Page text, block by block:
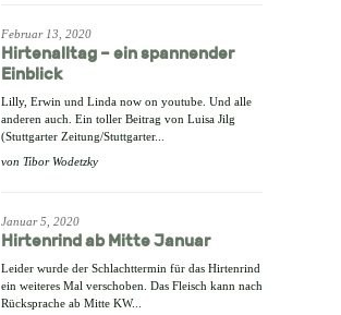
Februar 13, 2020
Hirtenalltag – ein spannender
Einblick
Lilly, Erwin und Linda now on youtube. Und alle
anderen auch. Ein toller Beitrag von Luisa Jilg
(Stuttgarter Zeitung/Stuttgarter...
von Tibor Wodetzky
Januar 5, 2020
Hirtenrind ab Mitte Januar
Leider wurde der Schlachttermin für das Hirtenrind
ein weiteres Mal verschoben. Das Fleisch kann nach
Rücksprache ab Mitte KW...